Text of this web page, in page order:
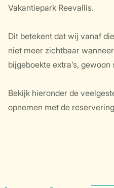
Vakantiepark Reevallis.
Dit betekent dat wij vanaf
niet meer zichtbaar
bijgeboekte extra’s, gewoon
Bekijk hieronder de
opnemen met de